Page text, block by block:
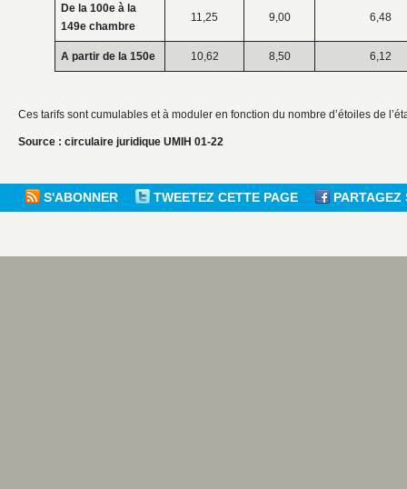
De la 100e à la
149e chambre
11,25 9,00 6,48
A partir de la 150e 10,62 8,50 6,12
Ces tarifs sont cumulables et à moduler en fonction du nombre d’étoiles de
Source : circulaire juridique UMIH 01-22
S'ABONNER TWEETEZ CETTE PAGE PARTAGEZ